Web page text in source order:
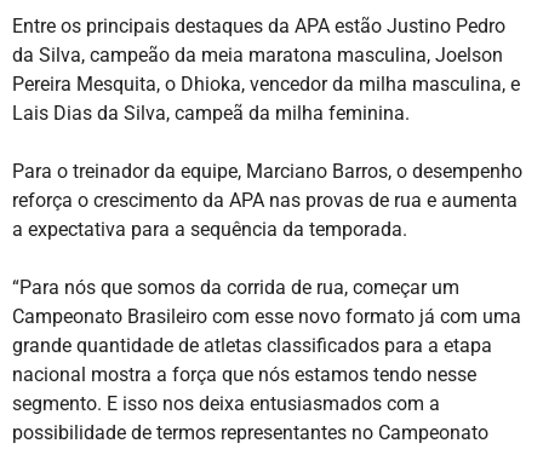
Entre os principais destaques da APA estão Justino Pedro
da Silva, campeão da meia maratona masculina, Joelson
Pereira Mesquita, o Dhioka, vencedor da milha masculina, e
Lais Dias da Silva, campeã da milha feminina.
Para o treinador da equipe, Marciano Barros, o desempenho
reforça o crescimento da APA nas provas de rua e aumenta
a expectativa para a sequência da temporada.
“Para nós que somos da corrida de rua, começar um
Campeonato Brasileiro com esse novo formato já com uma
grande quantidade de atletas classificados para a etapa
nacional mostra a força que nós estamos tendo nesse
segmento. E isso nos deixa entusiasmados com a
possibilidade de termos representantes no Campeonato